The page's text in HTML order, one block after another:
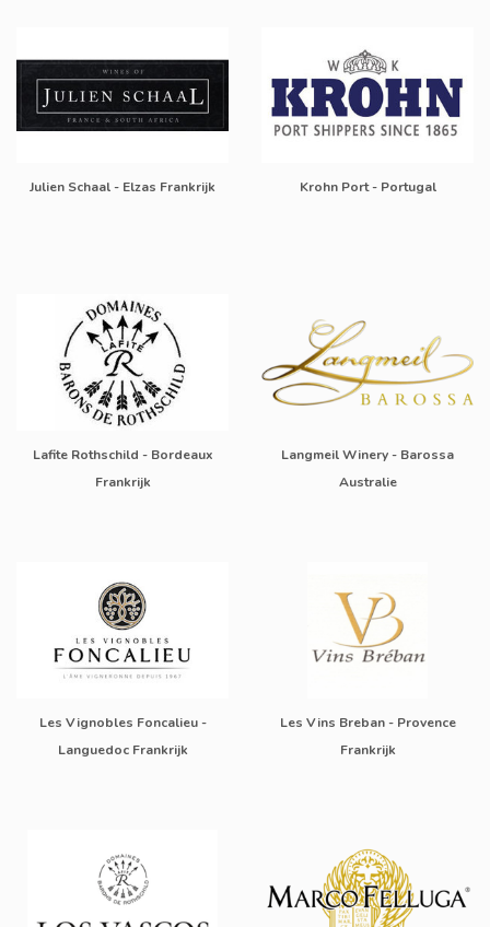
Julien Schaal - Elzas Frankrijk Krohn Port - Portugal
Lafite Rothschild - Bordeaux
Frankrijk
Langmeil Winery - Barossa
Australie
Les Vignobles Foncalieu -
Languedoc Frankrijk
Les Vins Breban - Provence
Frankrijk